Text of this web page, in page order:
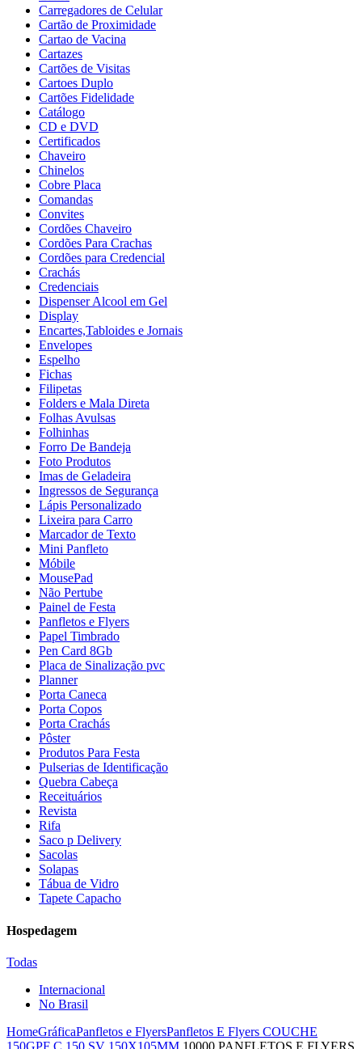
Carregadores de Celular
Cartão de Proximidade
Cartao de Vacina
Cartazes
Cartões de Visitas
Cartoes Duplo
Cartões Fidelidade
Catálogo
CD e DVD
Certificados
Chaveiro
Chinelos
Cobre Placa
Comandas
Convites
Cordões Chaveiro
Cordões Para Crachas
Cordões para Credencial
Crachás
Credenciais
Dispenser Alcool em Gel
Display
Encartes,Tabloides e Jornais
Envelopes
Espelho
Fichas
Filipetas
Folders e Mala Direta
Folhas Avulsas
Folhinhas
Forro De Bandeja
Foto Produtos
Imas de Geladeira
Ingressos de Segurança
Lápis Personalizado
Lixeira para Carro
Marcador de Texto
Mini Panfleto
Móbile
MousePad
Não Pertube
Painel de Festa
Panfletos e Flyers
Papel Timbrado
Pen Card 8Gb
Placa de Sinalização pvc
Planner
Porta Caneca
Porta Copos
Porta Crachás
Pôster
Produtos Para Festa
Pulserias de Identificação
Quebra Cabeça
Receituários
Revista
Rifa
Saco p Delivery
Sacolas
Solapas
Tábua de Vidro
Tapete Capacho
Hospedagem
Todas
Internacional
No Brasil
HomeGráficaPanfletos e FlyersPanfletos E Flyers COUCHE
150GPF C 150 SV 150X105MM 10000 PANFLETOS E FLYERS